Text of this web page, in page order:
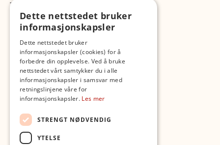
TikTok
Fotopodden
Dette nettstedet bruker
informasjonskapsler
Dette nettstedet bruker
informasjonskapsler (cookies) for å
forbedre din opplevelse. Ved å bruke
nettstedet vårt samtykker du i alle
informasjonskapsler i samsvar med
retningslinjene våre for
informasjonskapsler. Les mer
STRENGT NØDVENDIG
YTELSE